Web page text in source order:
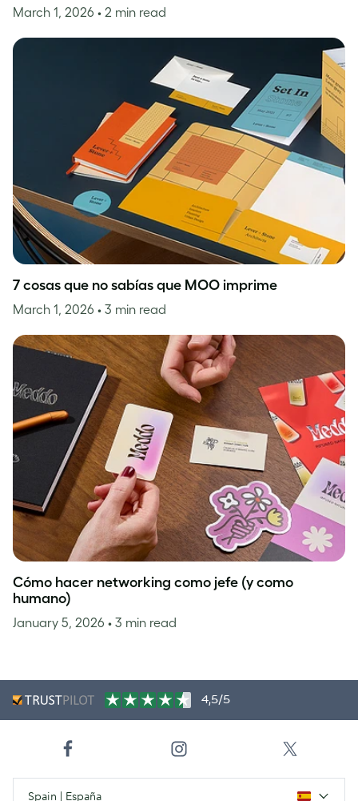
March 1, 2026 • 2 min read
7 cosas que no sabías que MOO imprime
March 1, 2026 • 3 min read
Cómo hacer networking como jefe (y como
humano)
January 5, 2026 • 3 min read
4,5/5
Spain | España